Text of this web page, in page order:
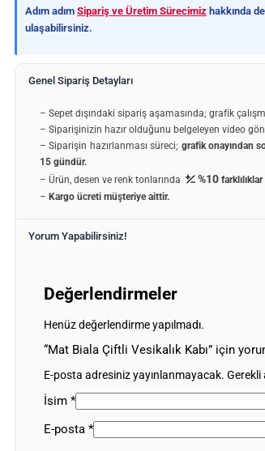
Adım adım Sipariş ve Üretim Sürecimiz hakkında
ulaşabilirsiniz.
Genel Sipariş Detayları
– Sepet dışındaki sipariş aşamasında; grafik
– Siparişinizin hazır olduğunu belgeleyen video
– Siparişin hazırlanması süreci; grafik onayından
15 gündür.
– Ürün, desen ve renk tonlarında
%10
– Kargo ücreti müşteriye aittir.
Yorum Yapabilirsiniz!
Değerlendirmeler
Henüz değerlendirme yapılmadı.
“Mat Biala Çiftli Vesikalık Kabı” için
E-posta adresiniz yayınlanmayacak. Gerekli
İsim *
E-posta *